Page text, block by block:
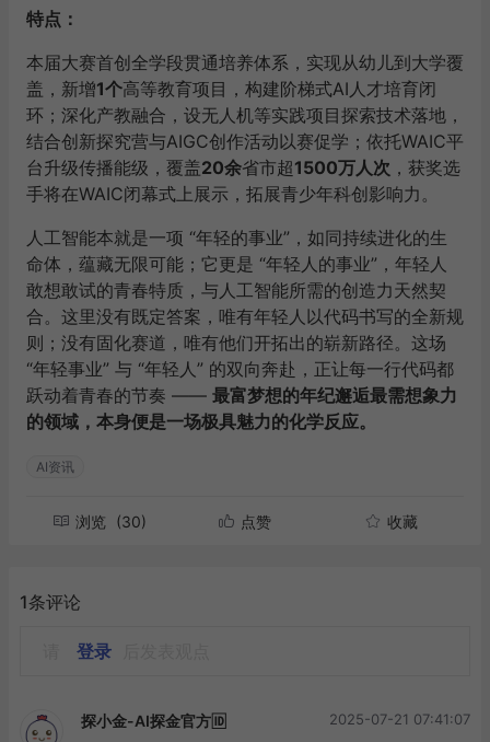
特点：
本届大赛首创全学段贯通培养体系，实现从幼儿到大学覆
盖，新增1个高等教育项目，构建阶梯式AI人才培育闭
环；深化产教融合，设无人机等实践项目探索技术落地，
结合创新探究营与AIGC创作活动以赛促学；依托WAIC平
台升级传播能级，覆盖20余省市超1500万人次 ，获奖选
手将在WAIC闭幕式上展示，拓展青少年科创影响力。
人工智能本就是一项 “年轻的事业”，如同持续进化的生
命体，蕴藏无限可能；它更是 “年轻人的事业”，年轻人
敢想敢试的青春特质，与人工智能所需的创造力天然契
合。这里没有既定答案，唯有年轻人以代码书写的全新规
则；没有固化赛道，唯有他们开拓出的崭新路径。这场
“年轻事业” 与 “年轻人” 的双向奔赴，正让每一行代码都
跃动着青春的节奏 —— 最富梦想的年纪邂逅最需想象力
的领域，本身便是一场极具魅力的化学反应。
AI资讯
浏览 (30) 点赞 收藏
1条评论
登录
探小金-AI探金官方🆔 2025-07-21 07:41:07